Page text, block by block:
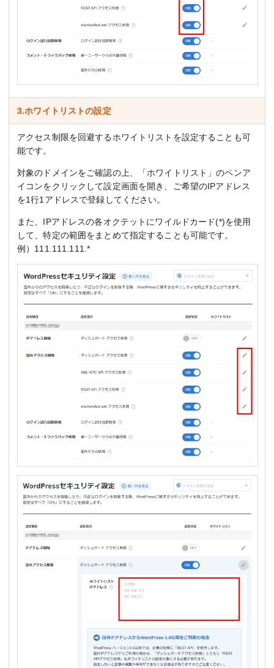
3.ホワイトリストの設定
アクセス制限を回避するホワイトリストを設定することも可
能です。
対象のドメインをご確認の上、「ホワイトリスト」のペンア
イコンをクリックして設定画面を開き、ご希望のIPアドレス
を1行1アドレスで登録してください。
また、IPアドレスの各オクテットにワイルドカード(*)を使用
して、特定の範囲をまとめて指定することも可能です。
例）111.111.111.*